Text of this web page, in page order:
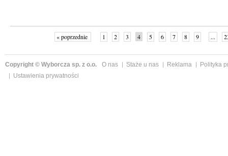
« poprzednie 1 2 3 4 5 6 7 8 9 ...
Copyright © Wyborcza sp. z o.o. O nas Staże u nas Reklama
Polityka
Ustawienia prywatności